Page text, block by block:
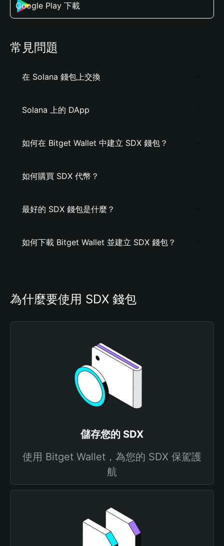
Google Play 下載
常見問題
在 Solana 錢包上交換
Solana 上的 DApp
如何在 Bitget Wallet 中建立 SDX 錢包？
如何購買 SDX 代幣？
最好的 SDX 錢包是什麼？
如何下載 Bitget Wallet 並建立 SDX 錢包？
為什麼要使用 SDX 錢包
儲存您的 SDX
使用 Bitget Wallet，為您的 SDX 保駕護
航